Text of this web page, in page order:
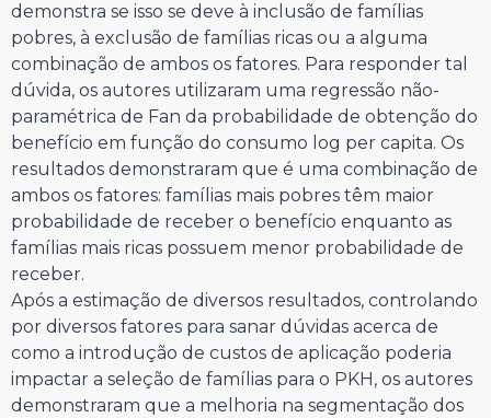
demonstra se isso se deve à inclusão de famílias
pobres, à exclusão de famílias ricas ou a alguma
combinação de ambos os fatores. Para responder tal
dúvida, os autores utilizaram uma regressão não-
paramétrica de Fan da probabilidade de obtenção do
benefício em função do consumo log per capita. Os
resultados demonstraram que é uma combinação de
ambos os fatores: famílias mais pobres têm maior
probabilidade de receber o benefício enquanto as
famílias mais ricas possuem menor probabilidade de
receber.
Após a estimação de diversos resultados, controlando
por diversos fatores para sanar dúvidas acerca de
como a introdução de custos de aplicação poderia
impactar a seleção de famílias para o PKH, os autores
demonstraram que a melhoria na segmentação dos